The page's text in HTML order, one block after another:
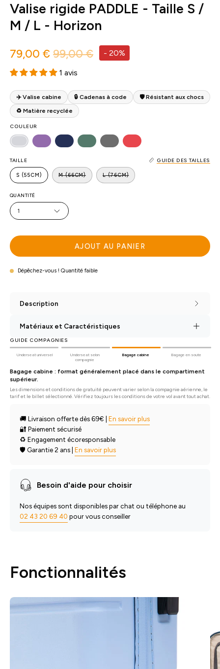
Valise rigide PADDLE - Taille S /
M / L - Horizon
79,00 € 99,00 € - 20%
1 avis
✈️ Valise cabine 🔒 Cadenas à code
🛡 Résistant aux chocs
♻️ Matière recyclée
COULEUR
TAILLE GUIDE DES TAILLES
S (55CM) M (66CM) L (76CM)
QUANTITÉ
1
AJOUT AU PANIER
Dépêchez-vous ! Quantité faible
Description
Matériaux et Caractéristiques
GUIDE COMPAGNIES
Underseat universel
Underseat selon
compagnie
Bagage cabine Bagage en soute
Bagage cabine : format généralement placé dans le compartiment
supérieur.
Les dimensions et conditions de gratuité peuvent varier selon la compagnie aérienne, le
tarif et le billet sélectionné. Vérifiez toujours les conditions de votre vol avant tout achat.
🚚 Livraison offerte dès 69€ | En savoir plus
🔐 Paiement sécurisé
♻️ Engagement écoresponsable
🛡️ Garantie2 ans En savoir plus
Besoin d'aide pour choisir
Nos équipes sont disponibles par chat ou téléphone au
02 43 20 69 40 pour vous conseiller
Fonctionnalités